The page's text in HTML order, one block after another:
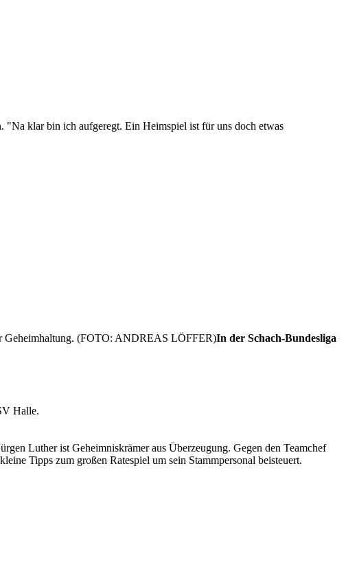
"Na klar bin ich aufgeregt. Ein Heimspiel ist für uns doch etwas
In der Schach-Bundesliga
Halle.
Luther ist Geheimniskrämer aus Überzeugung. Gegen den Teamchef
Tipps zum großen Ratespiel um sein Stammpersonal beisteuert.